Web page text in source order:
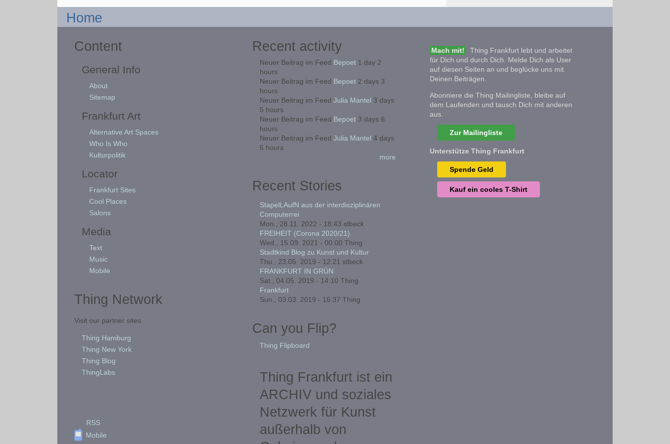
Home
Content
General Info
About
Sitemap
Frankfurt Art
Alternative Art Spaces
Who Is Who
Kulturpolitik
Locator
Frankfurt Sites
Cool Places
Salons
Media
Text
Music
Mobile
Thing Network
Visit our partner sites
Thing Hamburg
Thing New York
Thing Blog
ThingLabs
RSS
Mobile
Recent activity
Neuer Beitrag im Feed Bepoet1 day 2
hours
Neuer Beitrag im Feed Bepoet2 days 3
hours
Neuer Beitrag im Feed Julia Mantel 3 days
5 hours
Neuer Beitrag im Feed Bepoet3 days 6
hours
Neuer Beitrag im Feed Julia Mantel 4 days
6 hours
more
Recent Stories
StapelLAufN aus der interdisziplinären
Computerrei
Mon., 28.11. 2022 - 18:43 stbeck
FREIHEIT (Corona 2020/21)
Wed., 15.09. 2021 - 00:00 Thing
Stadtkind Blog zu Kunst und Kultur
Thu., 23.05. 2019 - 12:21 stbeck
FRANKFURT IN GRÜN
Sat., 04.05. 2019 - 14:10 Thing
Frankfurt
Sun., 03.03. 2019 - 16:37 Thing
Can you Flip?
Thing Flipboard
Thing Frankfurt ist ein
ARCHIV und soziales
Netzwerk für Kunst
außerhalb von
Mach mit!
Thing Frankfurt lebt und arbeitet
für Dich und durch Dich. Melde Dich als User
auf diesen Seiten an und beglücke uns mit
Deinen Beiträgen.
Abonniere die Thing Mailingliste, bleibe auf
dem Laufenden und tausch Dich mit anderen
aus.
Zur Mailingliste
Unterstütze Thing Frankfurt
Spende Geld
Kauf ein cooles T-Shirt